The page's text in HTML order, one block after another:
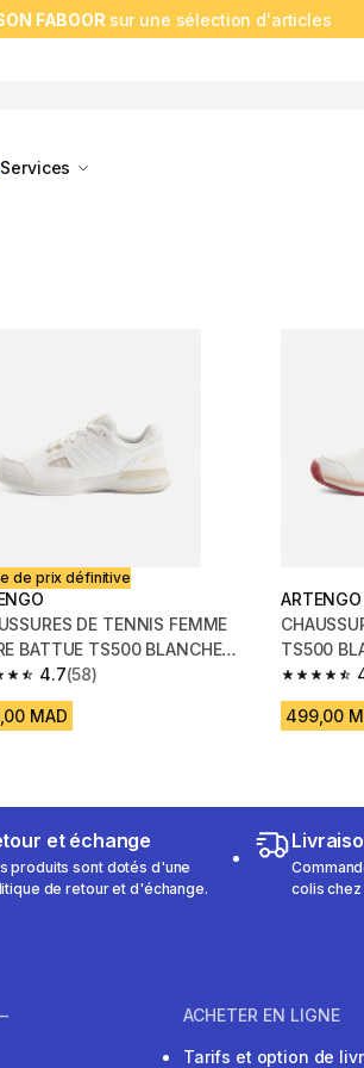
FABOOR sur une sélection d'articles
Services
de prix définitive
DE TENNIS FEMME
BATTUE TS500 BLANCHE
4.7
of 5 stars from 58 reviews
(58)
MAD
ARTENGO
TS500
4.6 out of
499,00
et échange
produits sont dotés d'une
de retour et d'échange.
colis
ACHETER EN LIGNE
Tarifs et option de